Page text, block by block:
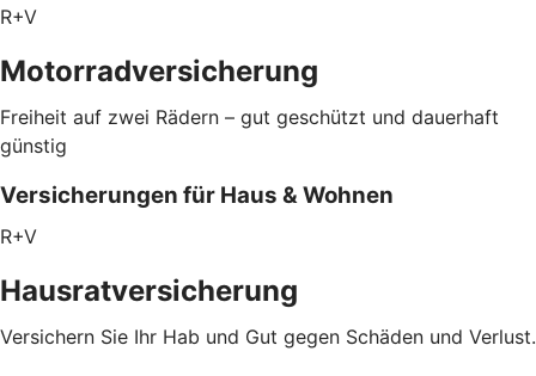
R+V
Motorradversicherung
Freiheit auf zwei Rädern – gut geschützt und dauerhaft
günstig
Versicherungen für Haus & Wohnen
R+V
Hausratversicherung
Versichern Sie Ihr Hab und Gut gegen Schäden und Verlust.